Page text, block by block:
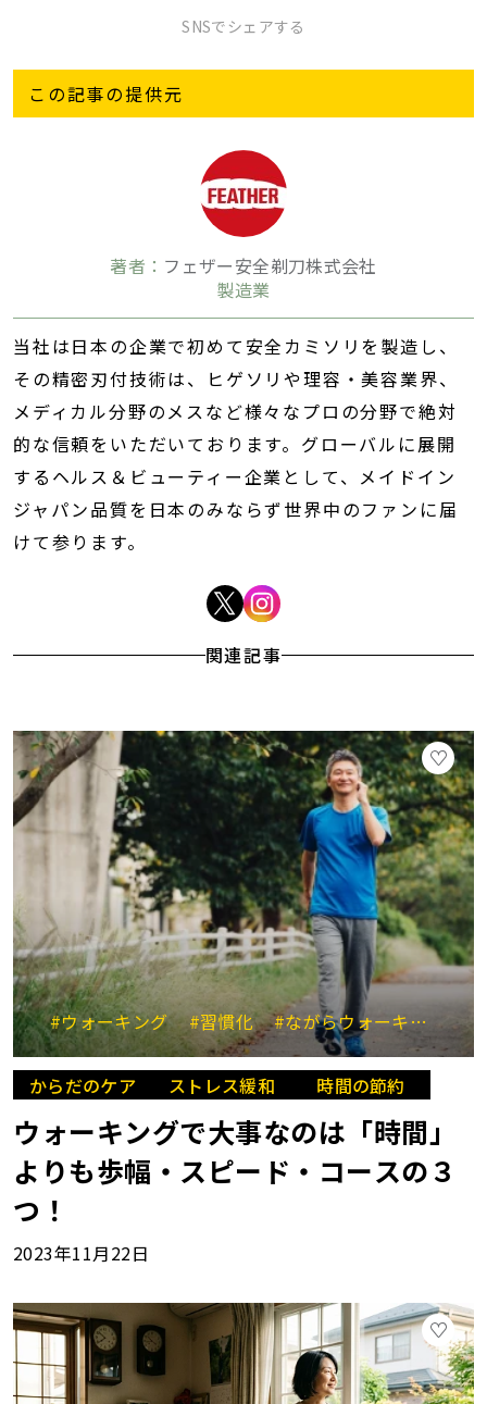
SNSでシェアする
この記事の提供元
著者： フェザー安全剃刀株式会社
製造業
当社は日本の企業で初めて安全カミソリを製造し、
その精密刃付技術は、ヒゲソリや理容・美容業界、
メディカル分野のメスなど様々なプロの分野で絶対
的な信頼をいただいております。グローバルに展開
するヘルス＆ビューティー企業として、メイドイン
ジャパン品質を日本のみならず世界中のファンに届
けて参ります。
関連記事
#ウォーキング #習慣化 #ながらウォーキング #
からだのケア ストレス緩和 時間の節約
ウォーキングで大事なのは「時間」
よりも歩幅・スピード・コースの３
つ！
2023年11月22日